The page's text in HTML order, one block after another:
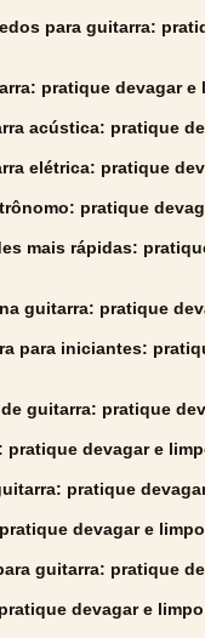
para guitarra:
pratique devagar e
acústica: pratique
elétrica: pratique
pratique
mais rápidas:
guitarra: pratique
para iniciantes:
guitarra: pratique
pratique devagar e
pratique
devagar e limpo
guitarra: pratique
devagar e limpo